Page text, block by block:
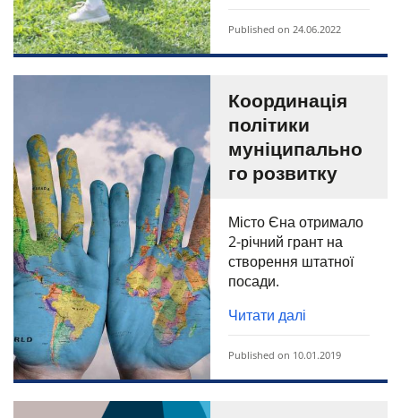
Published on 24.06.2022
Координація
політики
муніципально
го розвитку
Місто Єна отримало
2-річний грант на
створення штатної
посади.
Читати далі
Published on 10.01.2019